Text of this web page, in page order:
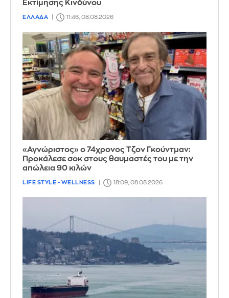
Εκτίμησης Κινδύνου
ΕΛΛΑΔΑ 11:46, 08.08.2026
«Αγνώριστος» ο 74χρονος Τζον Γκούντμαν:
Προκάλεσε σοκ στους θαυμαστές του με την
απώλεια 90 κιλών
LIFE STYLE - WELLNESS 18:09, 08.08.2026